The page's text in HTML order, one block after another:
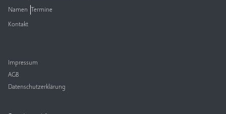
Namen Termine
Kontakt
Impressum
AGB
Datenschutzerklärung